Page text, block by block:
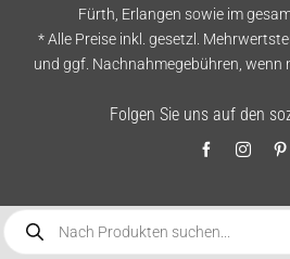
Fürth, Erlangen sowie im
* Alle Preise inkl. gesetzl.
und ggf. Nachnahmegebühren, wenn
Folgen Sie uns auf den
Products
search